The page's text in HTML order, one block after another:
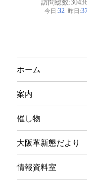
ホーム
案内
催し物
大阪革新懇だより
情報資料室